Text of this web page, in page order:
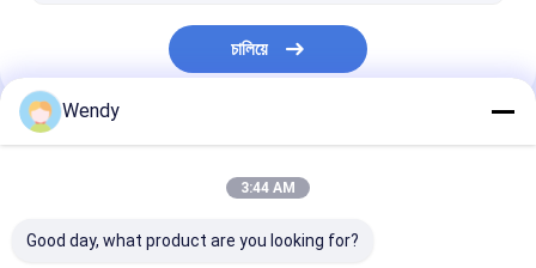
চালিয়ে
আমাদের বিভাগসমূহ
Wendy
3:44 AM
Good day, what product are you looking for?